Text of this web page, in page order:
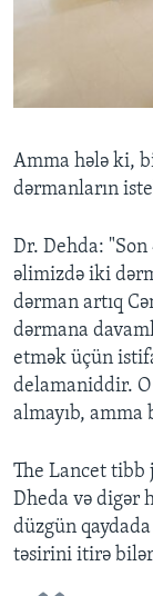
Amma hələ ki,
dərmanların
Dr. Dehda:
əlimizdə iki
dərman artıq
dərmana
etmək üçün
delamaniddir.
almayıb, amma
The Lancet tibb
Dheda və digər
düzgün
təsirini itirə